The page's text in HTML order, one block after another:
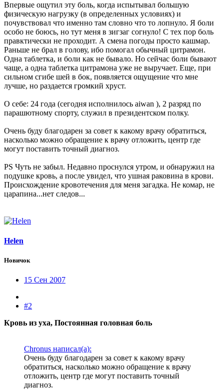
Впервые ощутил эту боль, когда испытывал большую
физическую нагрузку (в определенных условиях) и
почувствовал что именно там словно что то лопнуло. Я боли
особо не боюсь, но тут меня в зигзаг согнуло! С тех пор боль
правктически не проходит. А смена погоды просто кашмар.
Раньше не брал в голову, ибо помогал обычный цитрамон.
Одна таблетка, и боли как не бывало. Но сейчас боли бывают
чаще, а одна таблетка цитрамона уже не выручает. Еще, при
сильном сгибе шей в бок, появляется ощущение что мне
лучше, но раздается громкий хруст.
О себе: 24 года (сегодня исполнилось aiwan ), 2 разряд по
парашютному спорту, служил в президентском полку.
Очень буду благодарен за совет к какому врачу обратиться,
насколько можно обращение к врачу отложить, центр где
могут поставить точный диагноз.
PS Чуть не забыл. Недавно проснулся утром, и обнаружил на
подушке кровь, а после увидел, что ушная раковина в крови.
Происхождение кровотечения для меня загадка. Не комар, не
царапина...нет следов...
Helen
Новичок
15 Сен 2007
#2
Кровь из уха, Постоянная головная боль
Chronus написал(а):
Очень буду благодарен за совет к какому врачу
обратиться, насколько можно обращение к врачу
отложить, центр где могут поставить точный
диагноз.